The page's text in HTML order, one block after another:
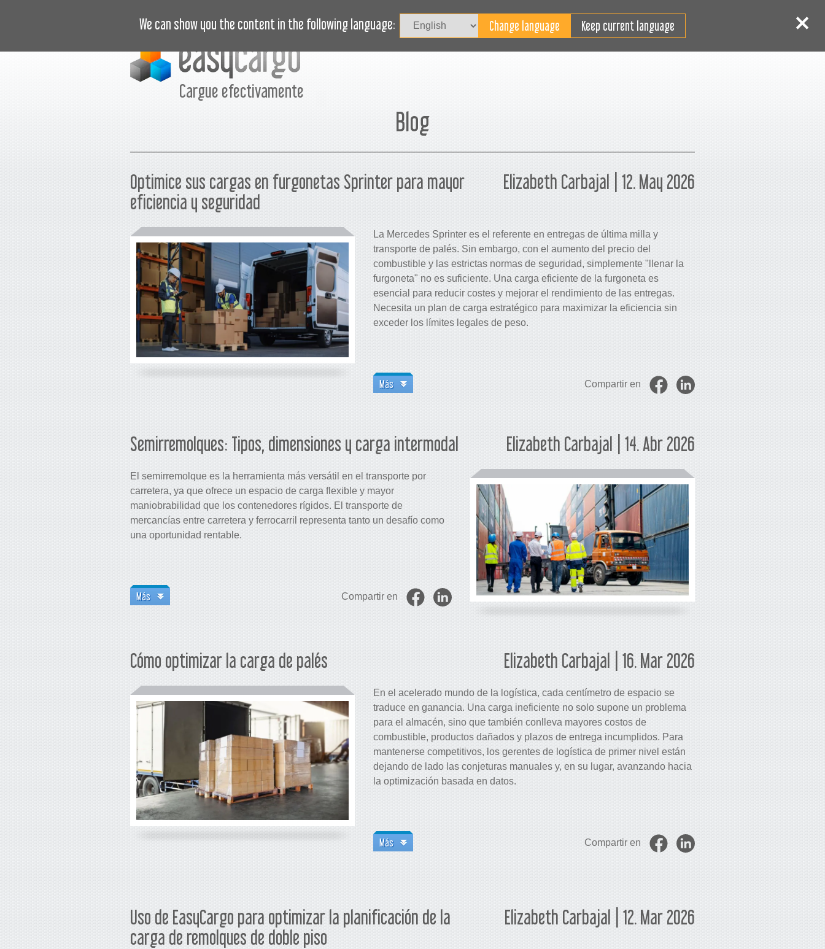
We can show you the content in the following language: Keep current language
BLOG ¿NECESITA AYUDA?
Cargue efectivamente
Blog
Optimice sus cargas en furgonetas Sprinter para mayor
eficiencia y seguridad
Elizabeth Carbajal | 12. May 2026
La Mercedes Sprinter es el referente en entregas de última milla y
transporte de palés. Sin embargo, con el aumento del precio del
combustible y las estrictas normas de seguridad, simplemente "llenar la
furgoneta" no es suficiente. Una carga eficiente de la furgoneta es
esencial para reducir costes y mejorar el rendimiento de las entregas.
Necesita un plan de carga estratégico para maximizar la eficiencia sin
exceder los límites legales de peso.
Más Compartir en
Semirremolques: Tipos, dimensiones y carga intermodal Elizabeth Carbajal | 14. Abr 2026
El semirremolque es la herramienta más versátil en el transporte por
carretera, ya que ofrece un espacio de carga flexible y mayor
maniobrabilidad que los contenedores rígidos. El transporte de
mercancías entre carretera y ferrocarril representa tanto un desafío como
una oportunidad rentable.
Más Compartir en
Cómo optimizar la carga de palés Elizabeth Carbajal | 16. Mar 2026
En el acelerado mundo de la logística, cada centímetro de espacio se
traduce en ganancia. Una carga ineficiente no solo supone un problema
para el almacén, sino que también conlleva mayores costos de
combustible, productos dañados y plazos de entrega incumplidos. Para
mantenerse competitivos, los gerentes de logística de primer nivel están
dejando de lado las conjeturas manuales y, en su lugar, avanzando hacia
la optimización basada en datos.
Más Compartir en
Uso de EasyCargo para optimizar la planificación de la
carga de remolques de doble piso
Elizabeth Carbajal | 12. Mar 2026